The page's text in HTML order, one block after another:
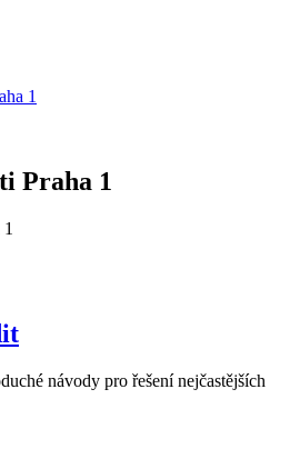
1
Praha 1
návody pro řešení nejčastějších